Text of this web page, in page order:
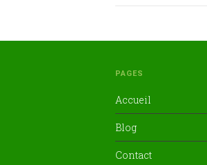
PAGES
Accueil
Blog
Contact